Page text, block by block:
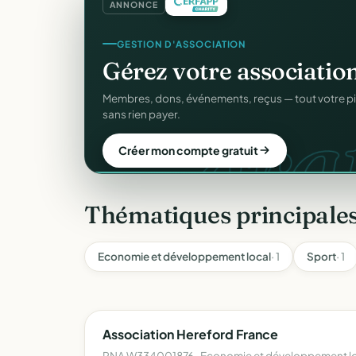
ANNONCE
GESTION D'ASSOCIATION
Gérez votre
Membres, dons, événements, reçus — tout votre
sans rien payer.
Créer mon compte gratuit
CRM ASSOCIATIF
UnCRM completpour
Fiches donateurs, historique des dons, relances,
fichiers Excel.
Découvrir le CRM gratuit
Thématiques
Economie et développement local· 1 Sport· 1
Association Hereford France